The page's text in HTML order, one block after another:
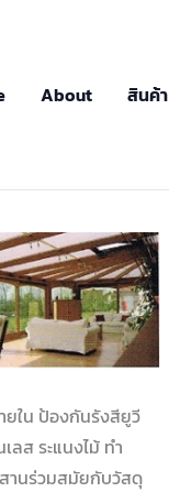
About สินค้า
ยใน ป้องกันรังสียูวี
ลส ระแนงไม้ ทำ
านร่วมสมัยกับวัสดุ